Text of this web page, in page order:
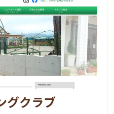
グクラブ